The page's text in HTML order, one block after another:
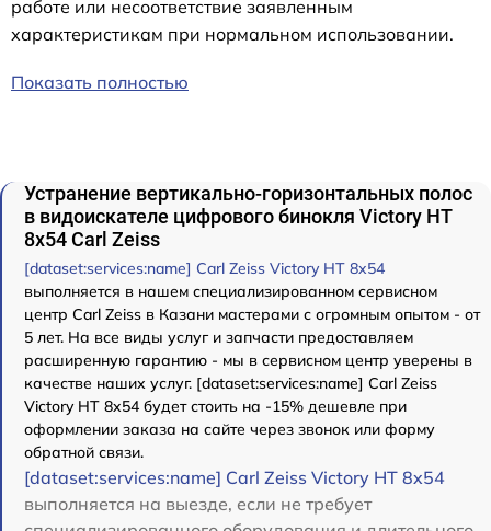
работе или несоответствие заявленным
характеристикам при нормальном использовании.
Показать полностью
Устранение вертикально-горизонтальных полос
в видоискателе цифрового бинокля Victory HT
8x54 Carl Zeiss
[dataset:services:name] Carl Zeiss Victory HT 8x54
выполняется в нашем специализированном сервисном
центр Carl Zeiss в Казани мастерами с огромным опытом - от
5 лет. На все виды услуг и запчасти предоставляем
расширенную гарантию - мы в сервисном центр уверены в
качестве наших услуг. [dataset:services:name] Carl Zeiss
Victory HT 8x54 будет стоить на -15% дешевле при
оформлении заказа на сайте через звонок или форму
обратной связи.
[dataset:services:name] Carl Zeiss Victory HT 8x54
выполняется на выезде, если не требует